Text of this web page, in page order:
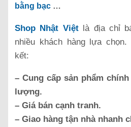
bằng bạc …
Shop Nhật Việt là địa chỉ
nhiều khách hàng lựa
kết:
– Cung cấp sản phẩm
lượng.
– Giá bán cạnh tranh.
– Giao hàng tận nhà nhanh